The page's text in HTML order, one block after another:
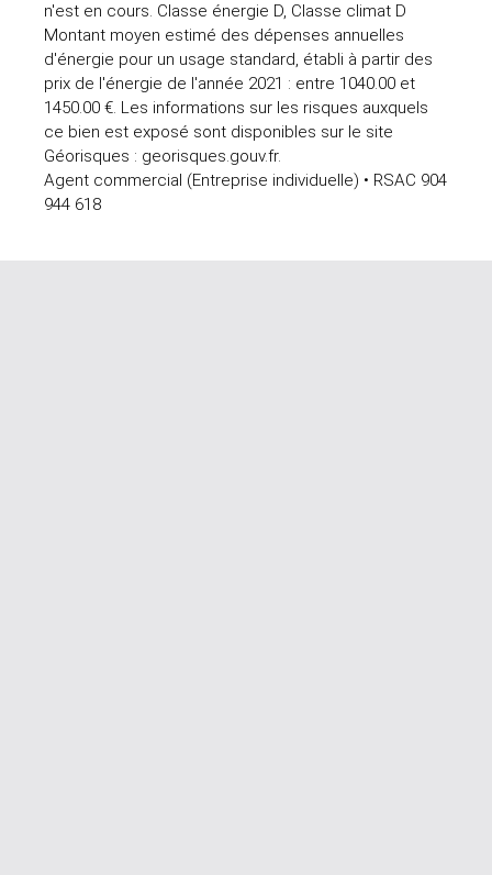
n'est en cours. Classe énergie D, Classe climat D
Montant moyen estimé des dépenses annuelles
d'énergie pour un usage standard, établi à partir des
prix de l'énergie de l'année 2021 : entre 1040.00 et
1450.00 €. Les informations sur les risques auxquels
ce bien est exposé sont disponibles sur le site
Géorisques : georisques.gouv.fr.
Agent commercial (Entreprise individuelle) • RSAC 904
944 618